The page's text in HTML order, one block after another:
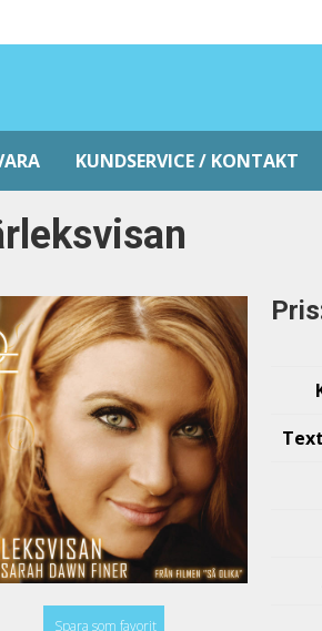
KUNDSERVICE / KONTAKT
Spara som favorit